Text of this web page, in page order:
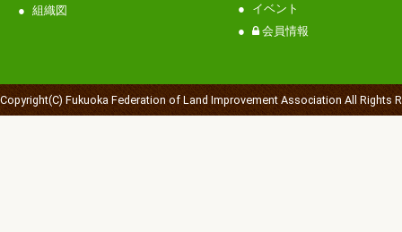
組織図
イベント
会員情報
Copyright(C) Fukuoka Federation of Land Improvement Association All Rights